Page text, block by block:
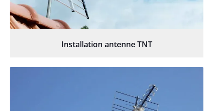
Installation antenne TNT